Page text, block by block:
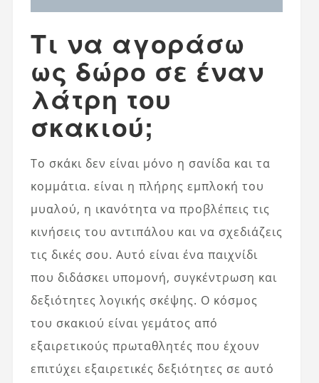
Τι να αγοράσω
ως δώρο σε έναν
λάτρη του
σκακιού;
Το σκάκι δεν είναι μόνο η σανίδα και τα
κομμάτια. είναι η πλήρης εμπλοκή του
μυαλού, η ικανότητα να προβλέπεις τις
κινήσεις του αντιπάλου και να σχεδιάζεις
τις δικές σου. Αυτό είναι ένα παιχνίδι
που διδάσκει υπομονή, συγκέντρωση και
δεξιότητες λογικής σκέψης. Ο κόσμος
του σκακιού είναι γεμάτος από
εξαιρετικούς πρωταθλητές που έχουν
επιτύχει εξαιρετικές δεξιότητες σε αυτό